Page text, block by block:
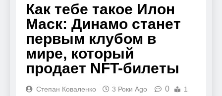
Как тебе такое Илон
Маск: Динамо станет
первым клубом в
мире, который
продает NFT-билеты
Степан Коваленко 3 Роки Ago 0
1